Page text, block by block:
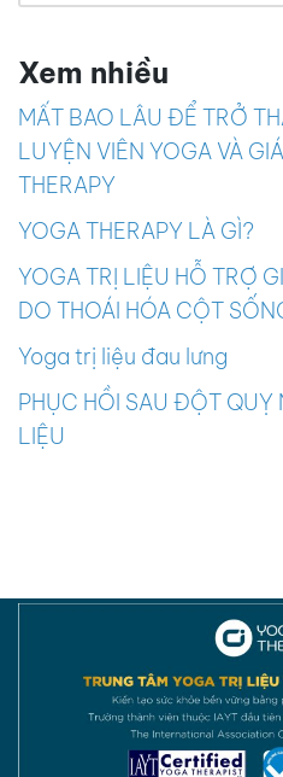
Xem nhiều
MẤT BAO LÂU ĐỂ TRỞ
LUYỆN VIÊN YOGA VÀ
THERAPY
YOGA THERAPY LÀ GÌ?
YOGA TRỊ LIỆU HỖ TRỢ
DO THOÁI HÓA CỘT
Yoga trị liệu đau lưng
PHỤC HỒI SAU ĐỘT QUỴ
LIỆU